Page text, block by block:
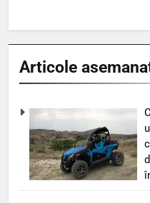
Articole